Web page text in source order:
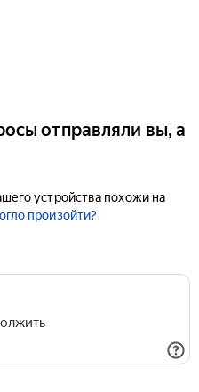
отправляли вы, а
устройства похожи на
произойти?